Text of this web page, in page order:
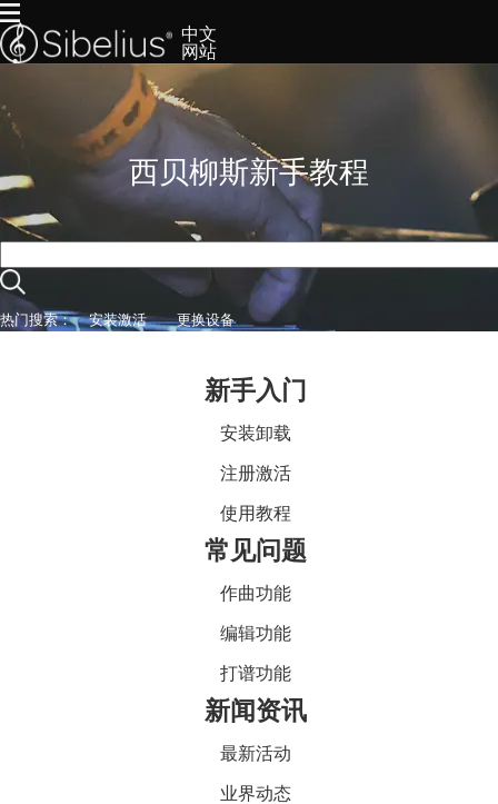
中文
网站
首页
产品
服务
购买
西贝柳斯新手教程
热门搜索： 安装激活 更换设备
新手入门
安装卸载
注册激活
使用教程
常见问题
作曲功能
编辑功能
打谱功能
新闻资讯
最新活动
业界动态